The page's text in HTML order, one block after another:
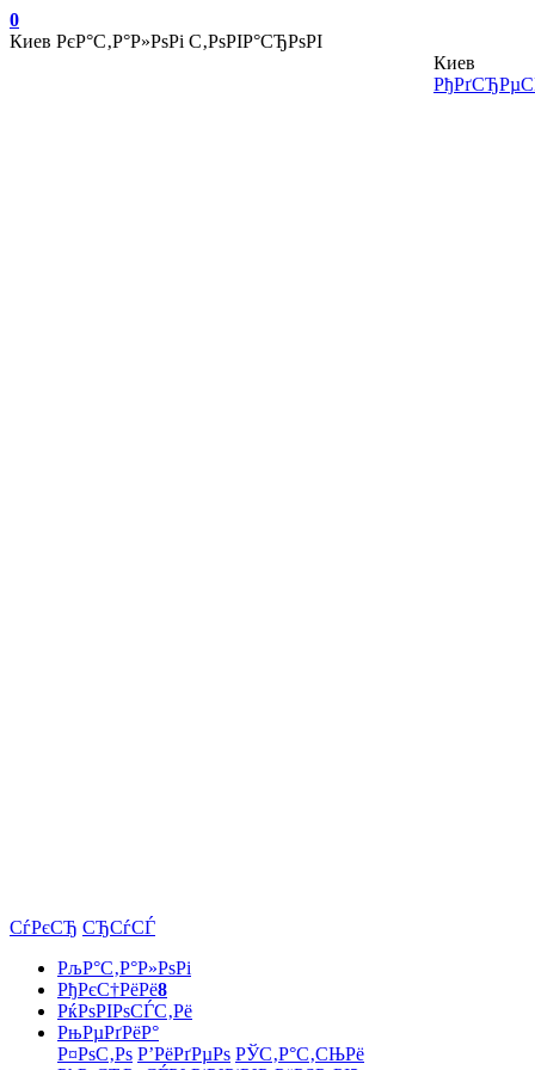
0
Киев РєР°С‚Р°Р»РѕРі С‚РѕРІР°СЂРѕРІ
Киев
СѓРєСЂ СЂСѓСЃ
РљР°С‚Р°Р»РѕРі
РђРєС†РёРё8
РќРѕРІРѕСЃС‚Рё
РњРµРґРёР°
Р¤РѕС‚Рѕ Р’РёРґРµРѕ РЎС‚Р°С‚СЊРё